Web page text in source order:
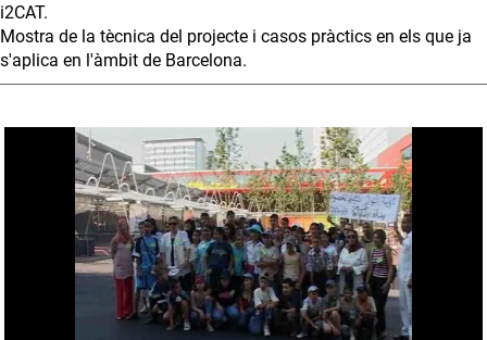
i2CAT.
Mostra de la tècnica del projecte i casos pràctics en els que ja
s'aplica en l'àmbit de Barcelona.